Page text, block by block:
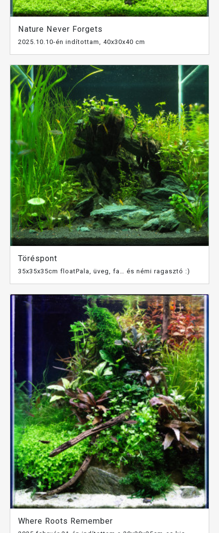
Nature Never Forgets
2025.10.10-én indítottam, 40x30x40 cm
Töréspont
35x35x35cm floatPala, üveg, fa… és némi ragasztó :)
Where Roots Remember